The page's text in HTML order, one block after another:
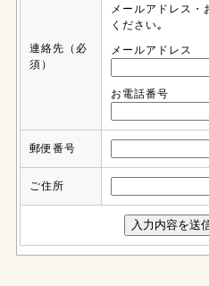
連絡先 （必
須）
メールアドレス・
ください｡
メールアドレス
お電話番号
郵便番号
ご住所